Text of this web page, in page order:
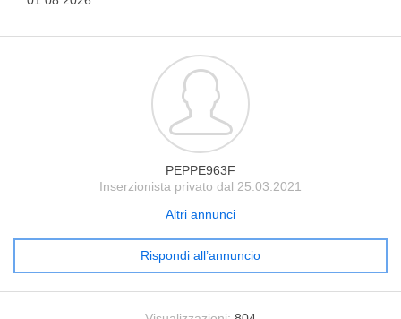
PEPPE963F
Inserzionista privato dal 25.03.2021
Altri annunci
Rispondi all’annuncio